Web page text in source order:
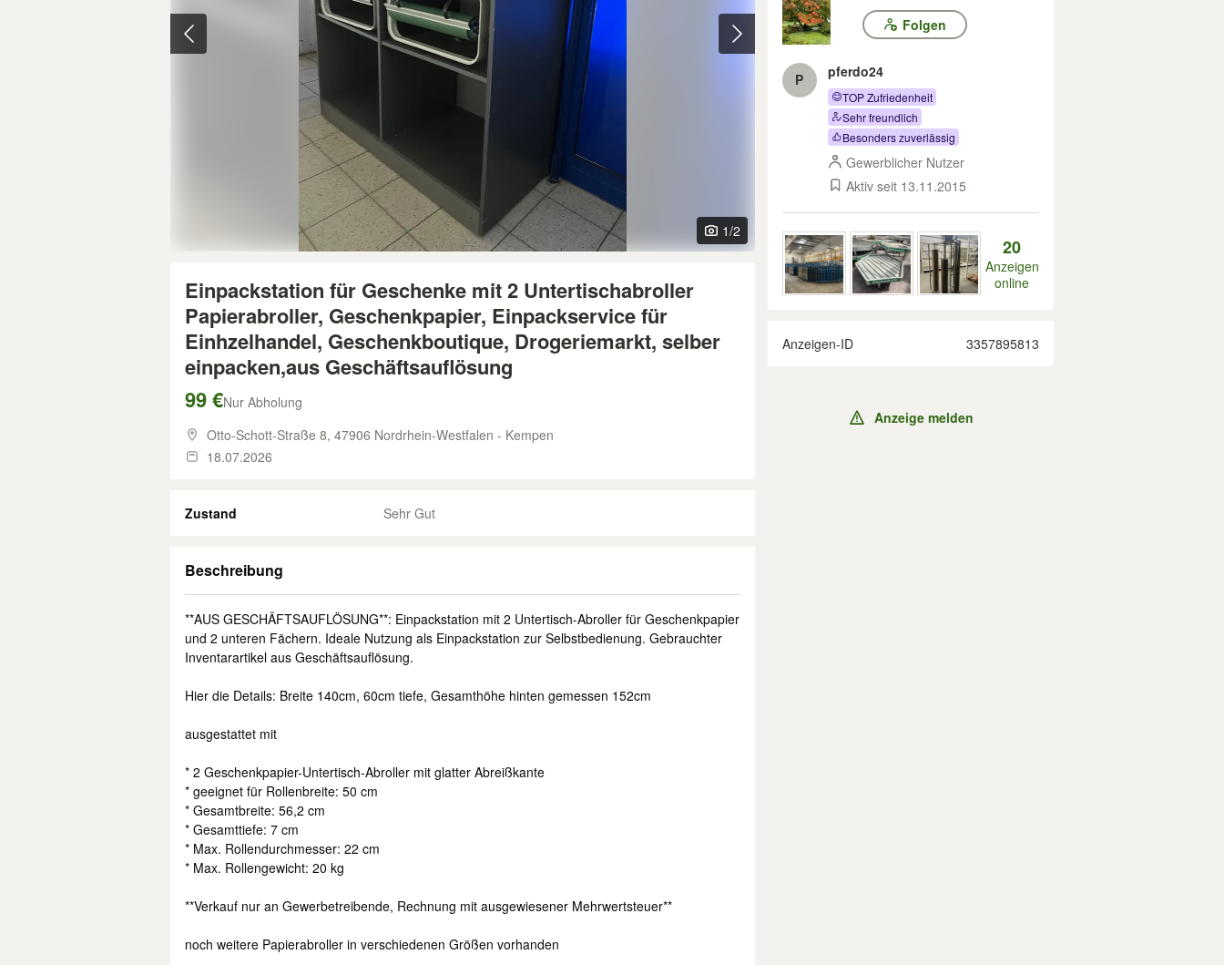
1/2
Einpackstation für Geschenke mit 2 Untertischabroller
Papierabroller, Geschenkpapier, Einpackservice für
Einhzelhandel, Geschenkboutique, Drogeriemarkt, selber
einpacken,aus Geschäftsauflösung
99 €Nur Abholung
Otto-Schott-Straße 8, 47906 Nordrhein-Westfalen - Kempen
18.07.2026
Zustand Sehr Gut
Beschreibung
**AUS GESCHÄFTSAUFLÖSUNG**: Einpackstation mit 2 Untertisch-Abroller für Geschenkpapier
und 2 unteren Fächern. Ideale Nutzung als Einpackstation zur Selbstbedienung. Gebrauchter
Inventarartikel aus Geschäftsauflösung.
Hier die Details: Breite 140cm, 60cm tiefe, Gesamthöhe hinten gemessen 152cm
ausgestattet mit
* 2 Geschenkpapier-Untertisch-Abroller mit glatter Abreißkante
* geeignet für Rollenbreite: 50 cm
* Gesamtbreite: 56,2 cm
* Gesamttiefe: 7 cm
* Max. Rollendurchmesser: 22 cm
* Max. Rollengewicht: 20 kg
**Verkauf nur an Gewerbetreibende, Rechnung mit ausgewiesener Mehrwertsteuer**
noch weitere Papierabroller in verschiedenen Größen vorhanden
Folgen
P pferdo24
TOP Zufriedenheit
Sehr freundlich
Besonders zuverlässig
Gewerblicher Nutzer
Aktiv seit 13.11.2015
20
Anzeigen
online
Anzeigen-ID 3357895813
Anzeige melden